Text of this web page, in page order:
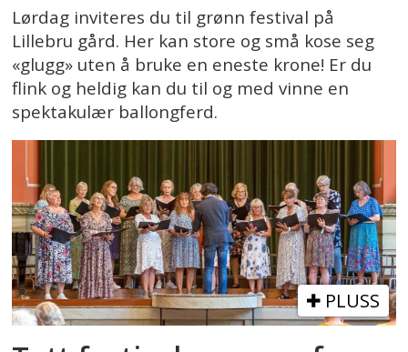
Lørdag inviteres du til grønn festival på
Lillebru gård. Her kan store og små kose seg
«glugg» uten å bruke en eneste krone! Er du
flink og heldig kan du til og med vinne en
spektakulær ballongferd.
PLUSS